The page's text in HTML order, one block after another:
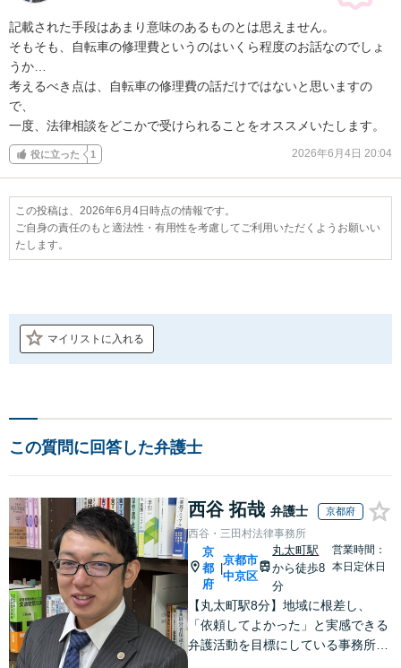
記載された手段はあまり意味のあるものとは思えません。
そもそも、自転車の修理費というのはいくら程度のお話なのでしょ
うか…
考えるべき点は、自転車の修理費の話だけではないと思いますの
で、
一度、法律相談をどこかで受けられることをオススメいたします。
役に立った 1 2026年6月4日 20:04
この投稿は、2026年6月4日時点の情報です。
ご自身の責任のもと適法性・有用性を考慮してご利用いただくようお願いい
たします。
マイリストに入れる
この質問に回答した弁護士
西谷 拓哉 弁護士 京都府
西谷・三田村法律事務所
京
都
府
京都市
中京区
丸太町駅
から徒歩8
分
営業時間：
本日定休日
【丸太町駅8分】地域に根差し、
「依頼してよかった」と実感できる
弁護活動を目標にしている事務所で